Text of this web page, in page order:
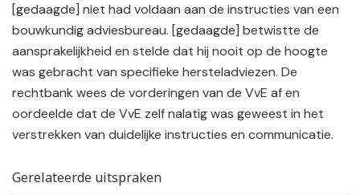
[gedaagde] niet had voldaan aan de instructies van een
bouwkundig adviesbureau. [gedaagde] betwistte de
aansprakelijkheid en stelde dat hij nooit op de hoogte
was gebracht van specifieke hersteladviezen. De
rechtbank wees de vorderingen van de VvE af en
oordeelde dat de VvE zelf nalatig was geweest in het
verstrekken van duidelijke instructies en communicatie.
Gerelateerde uitspraken